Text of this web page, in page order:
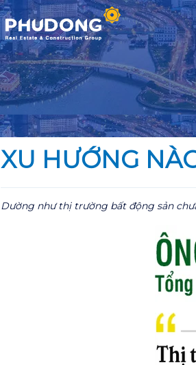
XU HƯỚNG
Dường như thị trường bất động sản